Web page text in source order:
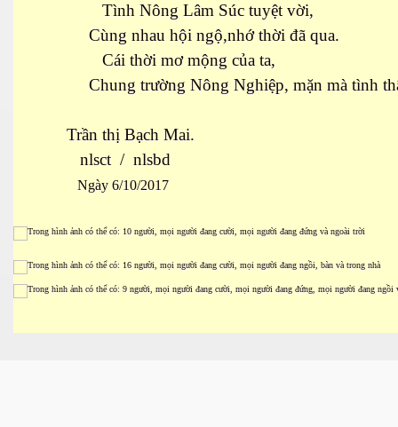
Tình Nông Lâm Súc tuyệt vời,
Cùng nhau hội ngộ,nhớ thời đã qua.
Cái thời mơ mộng của ta,
Chung trường Nông Nghiệp, mặn mà tình
Trần thị Bạch Mai.
nlsct / nlsbd
Ngày 6/10/2017
Hạng